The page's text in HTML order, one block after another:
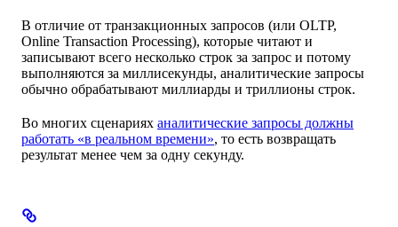
В отличие от транзакционных запросов (или OLTP,
Online Transaction Processing), которые читают и
записывают всего несколько строк за запрос и потому
выполняются за миллисекунды, аналитические запросы
обычно обрабатывают миллиарды и триллионы строк.
Во многих сценариях аналитические запросы должны
работать «в реальном времени», то есть возвращать
результат менее чем за одну секунду.